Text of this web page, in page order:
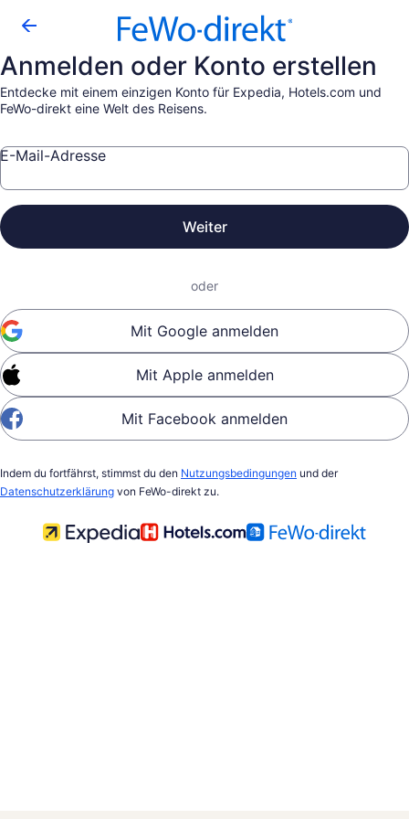
Anmelden oder Konto erstellen
Entdecke mit einem einzigen Konto für Expedia, Hotels.com und
FeWo-direkt eine Welt des Reisens.
E-Mail-Adresse
Weiter
oder
Mit Google anmelden
Mit Apple anmelden
Mit Facebook anmelden
Indem du fortfährst, stimmst du den Nutzungsbedingungen und der
Datenschutzerklärung von FeWo-direkt zu.